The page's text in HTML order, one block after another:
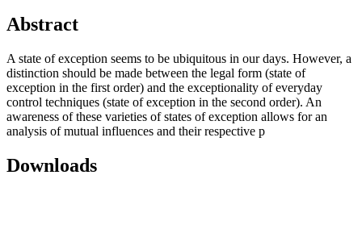
Abstract
A state of exception seems to be ubiquitous in our days. However, a
distinction should be made between the legal form (state of
exception in the first order) and the exceptionality of everyday
control techniques (state of exception in the second order). An
awareness of these varieties of states of exception allows for an
analysis of mutual influences and their respective p
Downloads